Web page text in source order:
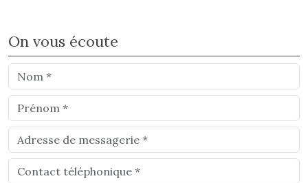
On vous écoute